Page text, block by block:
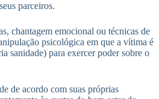
parceiros.
chantagem emocional ou técnicas de
psicológica em que a vítima é
sanidade) para exercer poder sobre o
de acordo com suas próprias